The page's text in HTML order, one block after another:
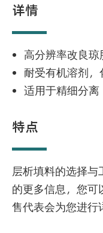
详情
高分辨率改良
耐受有机溶剂
适用于精细分离
特点
层析填料的选择
的更多信息，您
售代表会为您进行